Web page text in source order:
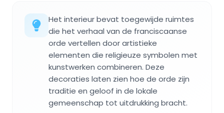
Het interieur bevat toegewijde ruimtes
die het verhaal van de franciscaanse
orde vertellen door artistieke
elementen die religieuze symbolen met
kunstwerken combineren. Deze
decoraties laten zien hoe de orde zijn
traditie en geloof in de lokale
gemeenschap tot uitdrukking bracht.